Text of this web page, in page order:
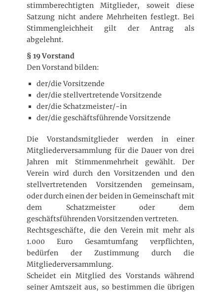
stimmberechtigten Mitglieder, soweit diese
Satzung nicht andere Mehrheiten festlegt. Bei
Stimmengleichheit gilt der Antrag als
abgelehnt.
§ 19 Vorstand
Den Vorstand bilden:
der/die Vorsitzende
der/die stellvertretende Vorsitzende
der/die Schatzmeister/-in
der/die geschäftsführende Vorsitzende
Die Vorstandsmitglieder werden in einer
Mitgliederversammlung für die Dauer von drei
Jahren mit Stimmenmehrheit gewählt. Der
Verein wird durch den Vorsitzenden und den
stellvertretenden Vorsitzenden gemeinsam,
oder durch einen der beiden in Gemeinschaft mit
dem Schatzmeister oder dem
geschäftsführenden Vorsitzenden vertreten.
Rechtsgeschäfte, die den Verein mit mehr als
1.000 Euro Gesamtumfang verpflichten,
bedürfen der Zustimmung durch die
Mitgliederversammlung.
Scheidet ein Mitglied des Vorstands während
seiner Amtszeit aus, so bestimmen die übrigen